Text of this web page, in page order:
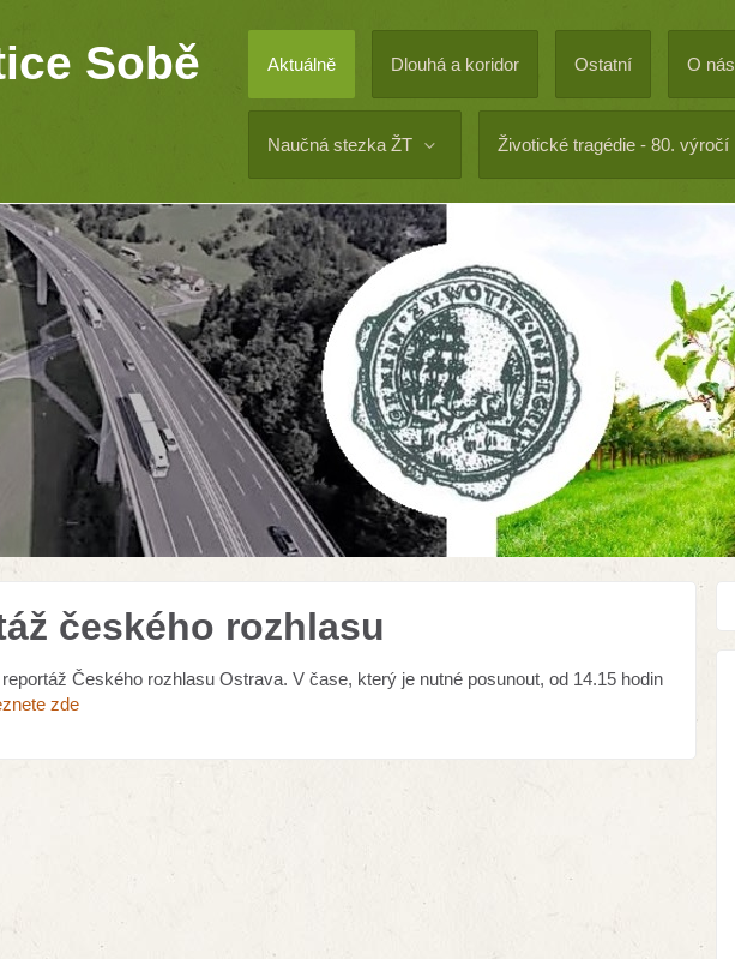
Aktuálně Dlouhá a koridor Ostatní O nás
Naučná stezka ŽT Životické tragédie - 80. výročí
Sobě
českého rozhlasu
Českého rozhlasu Ostrava. V čase, který je nutné posunout, od 14.15 hodin
zde